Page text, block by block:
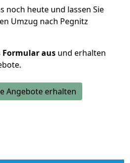
noch heute und lassen Sie
Umzug nach Pegnitz
Formular aus und erhalten
Angebote erhalten